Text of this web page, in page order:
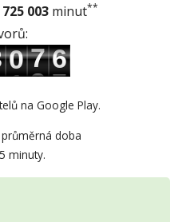
003 minut**
na Google Play.
doba
minuty.